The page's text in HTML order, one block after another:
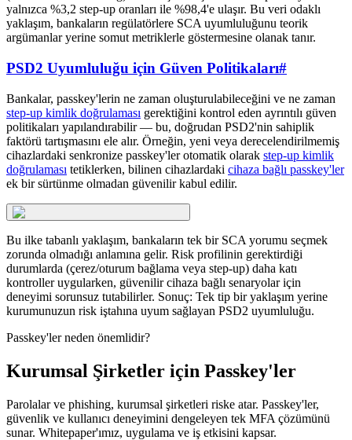
yalnızca %3,2 step-up oranları ile %98,4'e ulaşır. Bu veri odaklı
yaklaşım, bankaların regülatörlere SCA uyumluluğunu teorik
argümanlar yerine somut metriklerle göstermesine olanak tanır.
PSD2 Uyumluluğu için Güven Politikaları#
Bankalar, passkey'lerin ne zaman oluşturulabileceğini ve ne zaman
step-up kimlik doğrulaması gerektiğini kontrol eden ayrıntılı güven
politikaları yapılandırabilir — bu, doğrudan PSD2'nin sahiplik
faktörü tartışmasını ele alır. Örneğin, yeni veya derecelendirilmemiş
cihazlardaki senkronize passkey'ler otomatik olarak step-up kimlik
doğrulaması tetiklerken, bilinen cihazlardaki cihaza bağlı passkey'ler
ek bir sürtünme olmadan güvenilir kabul edilir.
Bu ilke tabanlı yaklaşım, bankaların tek bir SCA yorumu seçmek
zorunda olmadığı anlamına gelir. Risk profilinin gerektirdiği
durumlarda (çerez/oturum bağlama veya step-up) daha katı
kontroller uygularken, güvenilir cihaza bağlı senaryolar için
deneyimi sorunsuz tutabilirler. Sonuç: Tek tip bir yaklaşım yerine
kurumunuzun risk iştahına uyum sağlayan PSD2 uyumluluğu.
Passkey'ler neden önemlidir?
Kurumsal Şirketler için Passkey'ler
Parolalar ve phishing, kurumsal şirketleri riske atar. Passkey'ler,
güvenlik ve kullanıcı deneyimini dengeleyen tek MFA çözümünü
sunar. Whitepaper'ımız, uygulama ve iş etkisini kapsar.